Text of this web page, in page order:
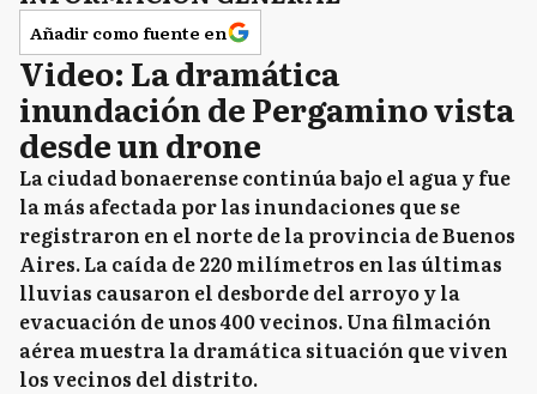
Añadir como fuente en
Video: La dramática
inundación de Pergamino vista
desde un drone
La ciudad bonaerense continúa bajo el agua y fue
la más afectada por las inundaciones que se
registraron en el norte de la provincia de Buenos
Aires. La caída de 220 milímetros en las últimas
lluvias causaron el desborde del arroyo y la
evacuación de unos 400 vecinos. Una filmación
aérea muestra la dramática situación que viven
los vecinos del distrito.